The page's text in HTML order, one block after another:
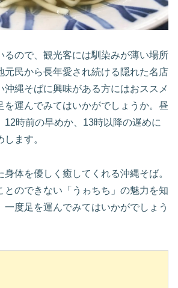
るので、観光客には馴染みが薄い場所
元民から長年愛され続ける隠れた名店
沖縄そばに興味がある方にはおススメ
を運んでみてはいかがでしょうか。昼
12時前の早めか、13時以降の遅めに
ます。
体を優しく癒してくれる沖縄そば。
とのできない「うゎちち」の魅力を知
一度足を運んでみてはいかがでしょう